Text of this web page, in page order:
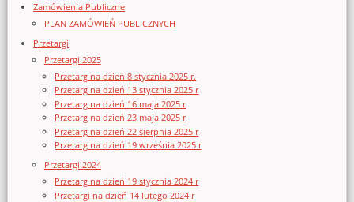
Zamówienia Publiczne
PLAN ZAMÓWIEŃ PUBLICZNYCH
Przetargi
Przetargi 2025
Przetarg na dzień 8 stycznia 2025 r.
Przetarg na dzień 13 stycznia 2025 r
Przetarg na dzień 16 maja 2025 r
Przetarg na dzień 23 maja 2025 r
Przetarg na dzień 22 sierpnia 2025 r
Przetarg na dzień 19 września 2025 r
Przetargi 2024
Przetarg na dzień 19 stycznia 2024 r
Przetargi na dzień 14 lutego 2024 r